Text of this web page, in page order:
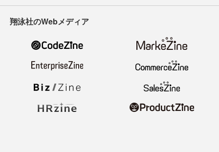
翔泳社のWebメディア